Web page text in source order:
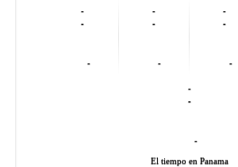
-
-
-
-
-
-
-
-
-
-
-
-
El tiempo en Panama